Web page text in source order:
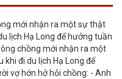
mới nhận ra một sự thật
lịch Hạ Long để hưởng tuần
chồng mới nhận ra một
đi du lịch Hạ Long để
vợ hớn hở hỏi chồng: - Anh